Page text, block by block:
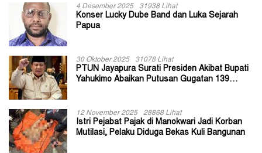
4 Desember 2025 31938 Lihat
Konser Lucky Dube Band dan Luka Sejarah
Papua
30 Oktober 2025 31078 Lihat
PTUN Jayapura Surati Presiden Akibat Bupati
Yahukimo Abaikan Putusan Gugatan 139
12 November 2025 28868 Lihat
Istri Pejabat Pajak di Manokwari Jadi Korban
Mutilasi, Pelaku Diduga Bekas Kuli Bangunan